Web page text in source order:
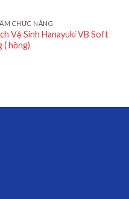
CHỨC NĂNG
Vệ Sinh Hanayuki VB Soft
( hồng)